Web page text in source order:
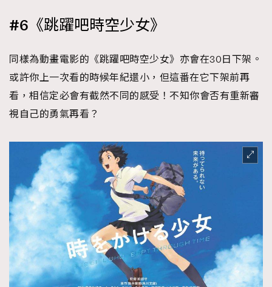
#6《跳躍吧時空少女》
同樣為動畫電影的《跳躍吧時空少女》亦會在30日下架。
或許你上一次看的時候年紀還小，但這番在它下架前再
看，相信定必會有截然不同的感受！不知你會否有重新審
視自己的勇氣再看？